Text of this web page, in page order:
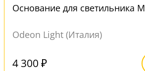
Основание для светильника
Odeon Light (Италия)
4 300 ₽